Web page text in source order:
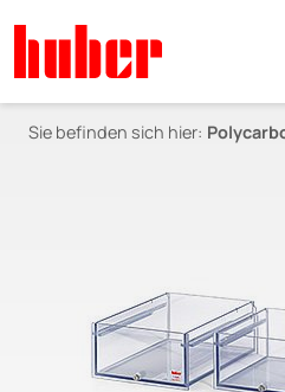
Sie befinden sich hier: